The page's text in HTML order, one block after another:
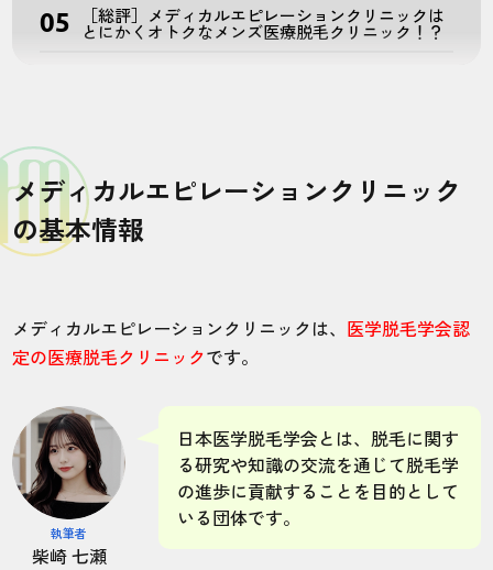
［総評］メディカルエピレーションクリニックは
とにかくオトクなメンズ医療脱毛クリニック！？
メディカルエピレーションクリニック
の基本情報
メディカルエピレーションクリニックは、 医学脱毛学会認
定の医療脱毛クリニックです。
執筆者
柴崎 七瀬
日本医学脱毛学会とは、脱毛に関す
る研究や知識の交流を通じて脱毛学
の進歩に貢献することを目的として
いる団体です。